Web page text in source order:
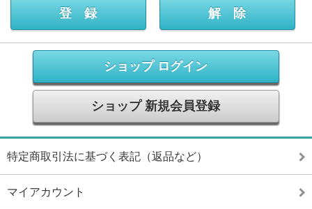
ショップ ログイン
ショップ 新規会員登録
特定商取引法に基づく表記（返品など）
マイアカウント